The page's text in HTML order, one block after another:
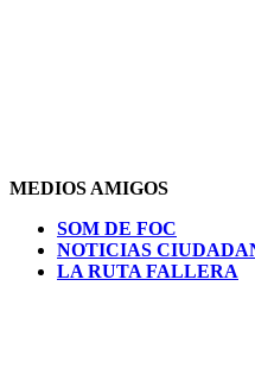
MEDIOS AMIGOS
SOM DE FOC
NOTICIAS
LA RUTA FALLERA